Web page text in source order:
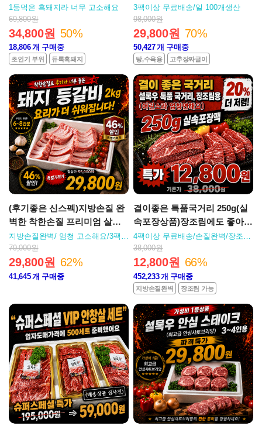
1등먹은 흑돼지라 너무 고소해요
69,800원
34,800원 50%
18,806개 구매중
초인기 부위 듀록흑돼지
스지 1kg박스
3팩이상 무료배송/일 100개생산
98,000원
29,800원 70%
50,427개 구매중
탕,수육용 고추장짜글이
(후기좋은 신스펙)지방손질 완
벽한 착한손질 프리미엄 살밥
통통 등갈비2kg
지방손질완벽/ 엄청 고소해요/3팩이
상 무배
79,000원
29,800원 62%
41,645개 구매중
결이좋은 특품국거리 250g(실
속포장상품)장조림에도 좋아요
(세절상품)
4팩이상 무료배송/손질완벽/장조림
최고부위
38,000원
12,800원 66%
452,233개 구매중
지방손질완벽 장조림 가능